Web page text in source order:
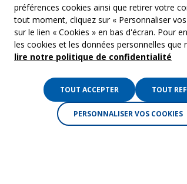
Groupe Emargence
141 avenue de Wagram
75017 Paris
Tél. :01 53 19 00 00
Crédits : La Jungle
préférences cookies ainsi que retirer votre
tout moment, cliquez sur « Personnaliser
sur le lien « Cookies » en bas d'écran. Pour
les cookies et les données personnelles que
lire notre politique de confidentialité
TOUT ACCEPTER TOUT
PERSONNALISER VOS COOKIES